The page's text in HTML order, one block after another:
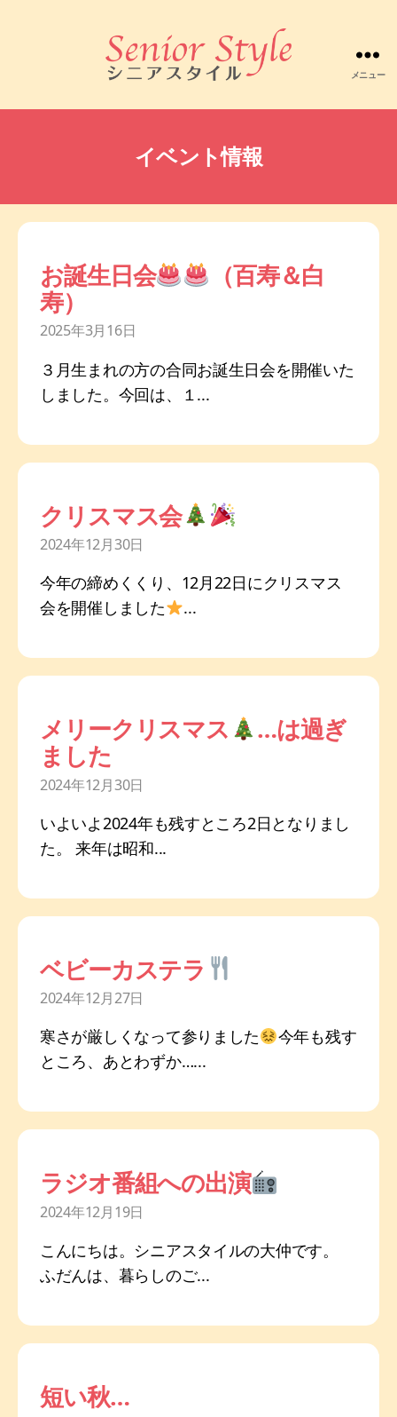
式
社
シ
ア
ス
イ
ル
メニュー
イベント情報
お誕生日会
（百寿＆白
寿）
2025年3月16日
３月生まれの方の合同お誕生日会を開催いた
しました。今回は、１...
クリスマス会
2024年12月30日
今年の締めくくり、12月22日にクリスマス
会を開催しました
...
メリークリスマス
…は過ぎ
ました
2024年12月30日
いよいよ2024年も残すところ2日となりまし
た。 来年は昭和...
ベビーカステラ
2024年12月27日
寒さが厳しくなって参りました
今年も残す
ところ、あとわずか…...
ラジオ番組への出演
2024年12月19日
こんにちは。シニアスタイルの大仲です。
ふだんは、暮らしのご...
短い秋…